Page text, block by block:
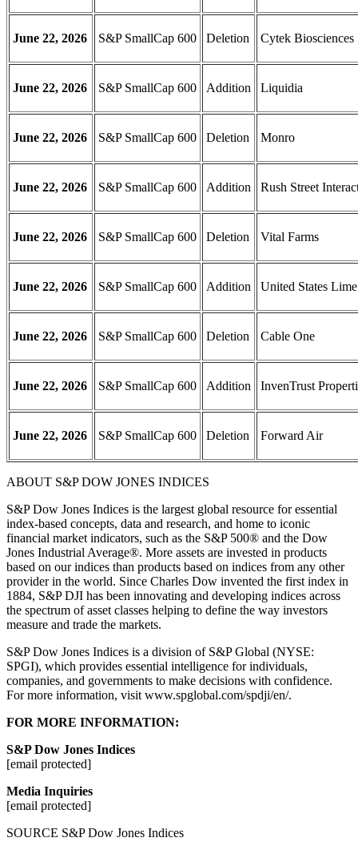
June 22, 2026 S&P SmallCap 600 Deletion Cytek Biosciences
June 22, 2026 S&P SmallCap 600 Addition Liquidia
June 22, 2026 S&P SmallCap 600 Deletion Monro
June 22, 2026 S&P SmallCap 600 Addition Rush Street
June 22, 2026 S&P SmallCap 600 Deletion Vital Farms
June 22, 2026 S&P SmallCap 600 Addition United States
June 22, 2026 S&P SmallCap 600 Deletion Cable One
June 22, 2026 S&P SmallCap 600 Addition InvenTrust
June 22, 2026 S&P SmallCap 600 Deletion Forward Air
ABOUT S&P DOW JONES INDICES
S&P Dow Jones Indices is the largest global resource for essential
index-based concepts, data and research, and home to iconic
financial market indicators, such as the S&P 500® and the Dow
Jones Industrial Average®. More assets are invested in products
based on our indices than products based on indices from any other
provider in the world. Since Charles Dow invented the first index in
1884, S&P DJI has been innovating and developing indices across
the spectrum of asset classes helping to define the way investors
measure and trade the markets.
S&P Dow Jones Indices is a division of S&P Global (NYSE:
SPGI), which provides essential intelligence for individuals,
companies, and governments to make decisions with confidence.
For more information, visit www.spglobal.com/spdji/en/.
FOR MORE INFORMATION:
S&P Dow Jones Indices
[email protected]
Media Inquiries
[email protected]
SOURCE S&P Dow Jones Indices